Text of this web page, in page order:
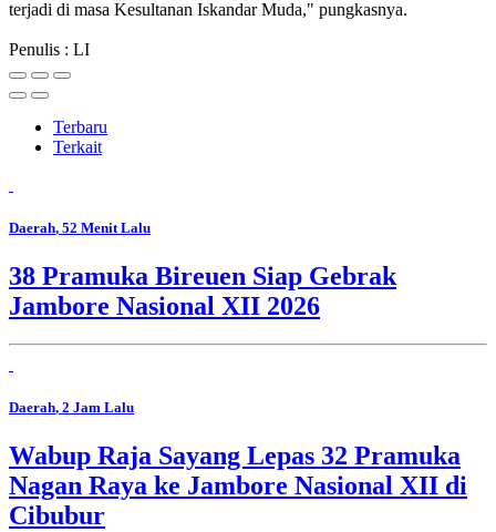
terjadi di masa Kesultanan Iskandar Muda," pungkasnya.
Penulis : LI
Terbaru
Terkait
Daerah, 52 Menit Lalu
38 Pramuka Bireuen Siap Gebrak
Jambore Nasional XII 2026
Daerah, 2 Jam Lalu
Wabup Raja Sayang Lepas 32 Pramuka
Nagan Raya ke Jambore Nasional XII di
Cibubur